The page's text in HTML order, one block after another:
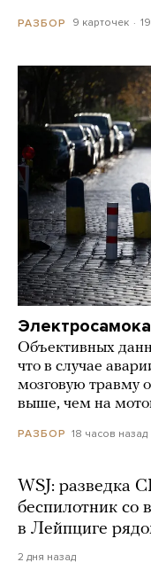
РАЗБОР 9 карточек
Объективных
что в случае
мозговую травму
выше, чем на
РАЗБОР 18 часов назад
WSJ: разведка
беспилотник со
в Лейпциге
2 дня назад